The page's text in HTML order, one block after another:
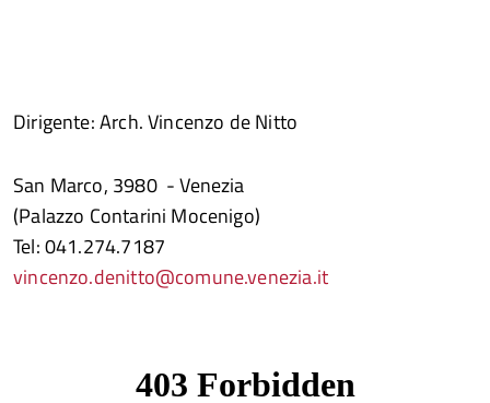
Dirigente: Arch. Vincenzo de Nitto
San Marco, 3980 - Venezia
(Palazzo Contarini Mocenigo)
Tel: 041.274.7187
vincenzo.denitto@comune.venezia.it